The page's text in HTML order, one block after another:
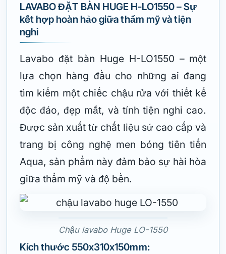
LAVABO ĐẶT BÀN HUGE H-LO1550 – Sự
kết hợp hoàn hảo giữa thẩm mỹ và tiện
nghi
Lavabo đặt bàn Huge H-LO1550 – một
lựa chọn hàng đầu cho những ai đang
tìm kiếm một chiếc chậu rửa với thiết kế
độc đáo, đẹp mắt, và tính tiện nghi cao.
Được sản xuất từ chất liệu sứ cao cấp và
trang bị công nghệ men bóng tiên tiến
Aqua, sản phẩm này đảm bảo sự hài hòa
giữa thẩm mỹ và độ bền.
Chậu lavabo Huge LO-1550
Kích thước 550x310x150mm: